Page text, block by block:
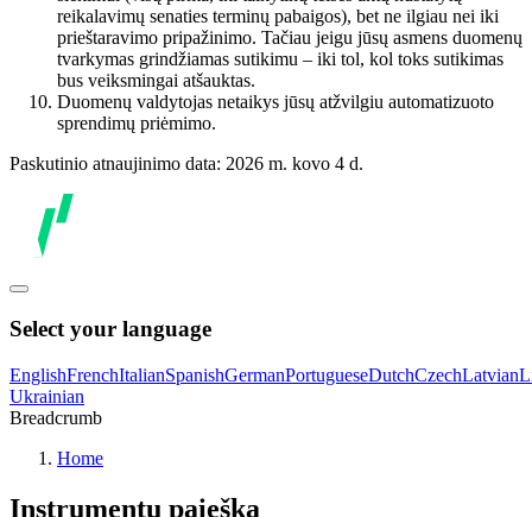
reikalavimų senaties terminų pabaigos), bet ne ilgiau nei iki
prieštaravimo pripažinimo. Tačiau jeigu jūsų asmens duomenų
tvarkymas grindžiamas sutikimu – iki tol, kol toks sutikimas
bus veiksmingai atšauktas.
Duomenų valdytojas netaikys jūsų atžvilgiu automatizuoto
sprendimų priėmimo.
Paskutinio atnaujinimo data: 2026 m. kovo 4 d.
Select your language
EnglishFrenchItalianSpanishGermanPortugueseDutchCzechLatvian
Ukrainian
Breadcrumb
Home
Instrumentų paieška